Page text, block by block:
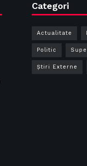
Categori
Actualitate
Politic
Știri Externe